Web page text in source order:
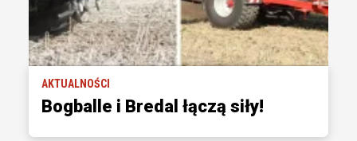
AKTUALNOŚCI
Bogballe i Bredal łączą siły!